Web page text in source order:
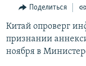
Вернутся
поиску
ИНТЕРАКТИВ
ИНФОГРАФИКА
ТЕЛЕПРОЕКТ
РАДІО СВОБОДА
КАК ОБОЙТИ
Українською
Поделиться
Китай опроверг
признании
ноября в